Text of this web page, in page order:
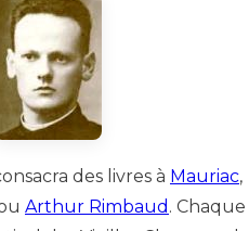
des livres à Mauriac,
Arthur Rimbaud . Chaque